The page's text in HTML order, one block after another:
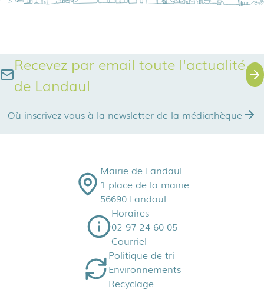
Recevez par email toute l'actualité
de Landaul
Où inscrivez-vous à la newsletter de la médiathèque
Mairie de Landaul
1 place de la mairie
56690 Landaul
Horaires
02 97 24 60 05
Courriel
Politique de tri
Environnements
Recyclage